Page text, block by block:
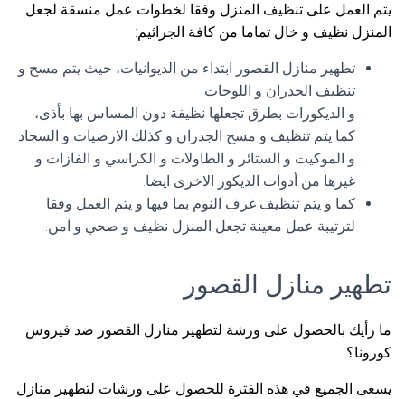
يتم العمل على تنظيف المنزل وفقا لخطوات عمل منسقة لجعل
المنزل نظيف و خال تماما من كافة الجراثيم:
تطهير منازل القصور ابتداء من الديوانيات، حيث يتم مسح و
تنظيف الجدران و اللوحات
و الديكورات بطرق تجعلها نظيفة دون المساس بها بأذى،
كما يتم تنظيف و مسح الجدران و كذلك الارضيات و السجاد
و الموكيت و الستائر و الطاولات و الكراسي و الفازات و
غيرها من أدوات الديكور الاخرى ايضا.
كما و يتم تنظيف غرف النوم بما فيها و يتم العمل وفقا
لترتيبة عمل معينة تجعل المنزل نظيف و صحي و آمن.
تطهير منازل القصور
ما رأيك بالحصول على ورشة لتطهير منازل القصور ضد فيروس
كورونا؟
يسعى الجميع في هذه الفترة للحصول على ورشات لتطهير منازل